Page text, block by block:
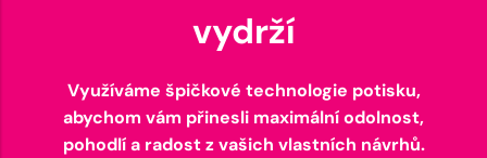
vydrží
Využíváme špičkové technologie potisku,
abychom vám přinesli maximální odolnost,
pohodlí a radost z vašich vlastních návrhů.